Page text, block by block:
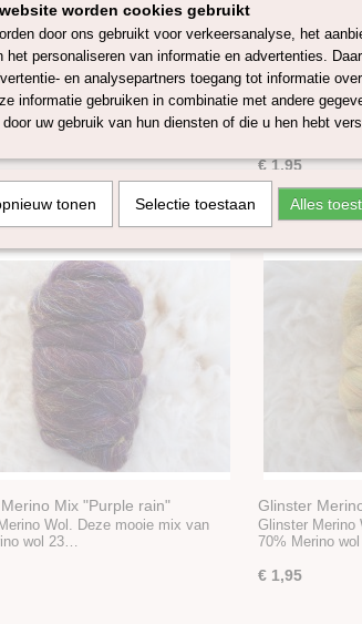
Mix "Zuiderlicht"
Wol. Deze mooie mix van
wol en…
Glinster
Glinster
70% Merino
€ 1,95
Mix "Purple rain"
Wol. Deze mooie mix van
wol 23…
Glinster
Glinster Merino
70% Merino wol
€ 1,95
worden cookies gebruikt
door ons gebruikt voor verkeersanalyse, het
het personaliseren van informatie en advertenties.
en analysepartners toegang tot informatie
informatie gebruiken in combinatie met andere
uw gebruik van hun diensten of die u hen hebt
tonen Selectie toestaan Alles